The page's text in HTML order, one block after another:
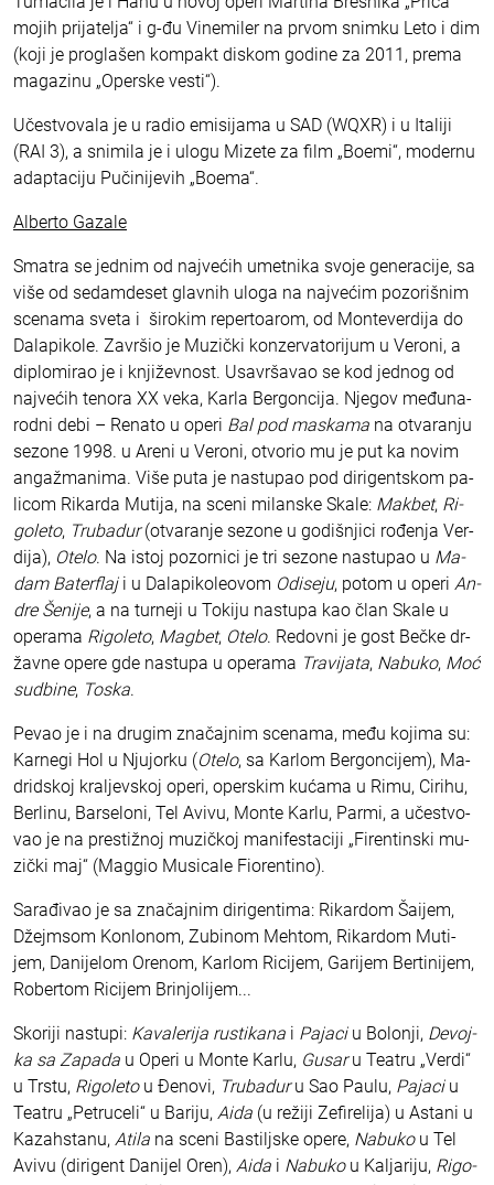
mojih prijatelja“ i g-đu Vinemiler na prvom snimku Leto i dim
(koji je proglašen kompakt diskom godine za 2011, prema
magazinu „Operske vesti“).
Učestvovala je u radio emisijama u SAD (WQXR) i u Italiji
(RAI 3), a snimila je i ulogu Mizete za film „Boemi“, modernu
adaptaciju Pučinijevih „Boema“.
Alberto Gazale
Sma­tra se jed­nim od naj­ve­ćih umet­ni­ka svo­je ge­ne­ra­ci­je, sa
vi­še od se­dam­de­set glav­nih ulo­ga na naj­ve­ćim po­zo­ri­šnim
sce­na­ma sve­ta i ši­ro­kim re­per­to­a­rom, od Mon­te­ver­di­ja do
Da­la­pi­ko­le. Za­vr­šio je Mu­zič­ki kon­zer­va­to­ri­jum u Ve­ro­ni, a
di­plo­mi­rao je i knji­žev­nost. Usa­vr­ša­vao se kod jed­nog od
naj­ve­ćih te­no­ra XX ve­ka, Kar­la Ber­gon­ci­ja. Nje­gov me­đu­na­
rod­ni de­bi – Re­na­to u ope­ri Bal pod ma­ska­ma na otva­ra­nju
se­zo­ne 1998. u Are­ni u Ve­ro­ni, otvo­rio mu je put ka no­vim
an­ga­žma­ni­ma. Vi­še pu­ta je na­stu­pao pod di­ri­gent­skom pa­
li­com Ri­kar­da Mu­ti­ja, na sce­ni mi­lan­ske Ska­le: Mak­bet, Ri­
go­le­to, Tru­ba­dur(otva­ra­nje se­zo­ne u go­di­šnji­ci ro­đe­nja Ver­
di­ja), Ote­lo. Na is­toj po­zor­ni­ci je tri se­zo­ne na­stu­pao u Ma­
dam Ba­ter­flaji u Da­la­pi­ko­le­o­vom Odi­se­ju, po­tom u ope­ri An­
dre Še­ni­je, a na tur­ne­ji u To­ki­ju na­stu­pa kao član Ska­le u
ope­ra­ma Ri­go­le­to, Mag­bet, Ote­lo. Re­dov­ni je gost Beč­ke dr­
žav­ne ope­re gde na­stu­pa u ope­ra­ma Tra­vi­ja­ta, Na­bu­ko, Moć
sud­bi­ne, To­ska.
Pe­vao je i na dru­gim zna­čaj­nim sce­na­ma, me­đu ko­ji­ma su:
Kar­ne­gi Hol u Nju­jor­ku (Ote­lo, sa Kar­lom Ber­gon­ci­jem), Ma­
drid­skoj kra­ljev­skoj ope­ri, oper­skim ku­ća­ma u Ri­mu, Ci­ri­hu,
Ber­li­nu, Bar­se­lo­ni, Tel Avi­vu, Mon­te Kar­lu, Par­mi, a uče­stvo­
vao je na pre­sti­žnoj mu­zič­koj ma­ni­fe­sta­ci­ji „Fi­ren­tin­ski mu­
zič­ki maj“ (Mag­gio Mu­si­ca­le Fi­o­ren­ti­no).
Sa­ra­đi­vao je sa zna­čaj­nim di­ri­gen­ti­ma: Ri­kar­dom Ša­i­jem,
Džej­msom Kon­lo­nom, Zu­bi­nom Meh­tom, Ri­kar­dom Mu­ti­
jem, Da­ni­je­lom Ore­nom, Kar­lom Ri­ci­jem, Ga­ri­jem Ber­ti­ni­jem,
Ro­ber­tom Ri­ci­jem Bri­njo­li­jem...
Sko­ri­ji na­stu­pi: Ka­va­le­ri­ja ru­sti­ka­na i Pa­ja­ci u Bo­lo­nji, De­voj­
ka sa Za­pa­da u Ope­ri u Mon­te Kar­lu, Gu­saru Te­a­tru „Ver­di“
u Tr­stu, Ri­go­le­tou Đe­no­vi, Tru­ba­duru Sao Pa­u­lu, Pa­ja­ci u
Te­a­tru „Pe­tru­ce­li“ u Ba­ri­ju, Aida (u re­ži­ji Ze­fi­re­li­ja) u Asta­ni u
Ka­zah­sta­nu, Ati­la na sce­ni Ba­stilj­ske ope­re, Na­bu­kou Tel
Avi­vu (di­ri­gent Da­ni­jel Oren), Aida i Na­bu­kou Ka­lja­ri­ju, Ri­go­